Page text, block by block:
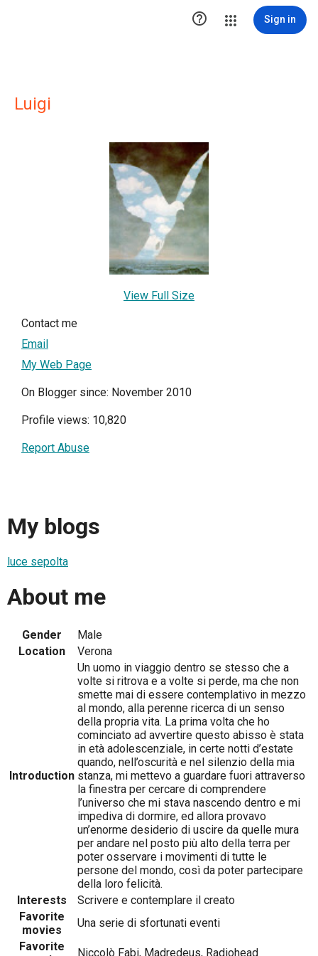
 Sign in
Luigi
View Full Size
Contact me
Email
My Web Page
On Blogger since: November 2010
Profile views: 10,820
Report Abuse
My blogs
luce sepolta
About me
Gender
Male
Location
Verona
Introduction
Un uomo in viaggio dentro se stesso che a
volte si ritrova e a volte si perde, ma che non
smette mai di essere contemplativo in mezzo
al mondo, alla perenne ricerca di un senso
della propria vita. La prima volta che ho
cominciato ad avvertire questo abisso è stata
in età adolescenziale, in certe notti d’estate
quando, nell’oscurità e nel silenzio della mia
stanza, mi mettevo a guardare fuori attraverso
la finestra per cercare di comprendere
l’universo che mi stava nascendo dentro e mi
impediva di dormire, ed allora provavo
un’enorme desiderio di uscire da quelle mura
per andare nel posto più alto della terra per
poter osservare i movimenti di tutte le
persone del mondo, così da poter partecipare
della loro felicità.
Interests
Scrivere e contemplare il creato
Favorite
movies
Una serie di sfortunati eventi
Favorite
Niccolò Fabi, Madredeus, Radiohead